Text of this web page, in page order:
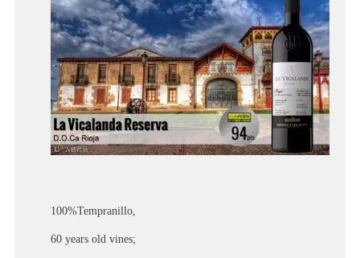
100%Tempranillo,
60 years old vines;